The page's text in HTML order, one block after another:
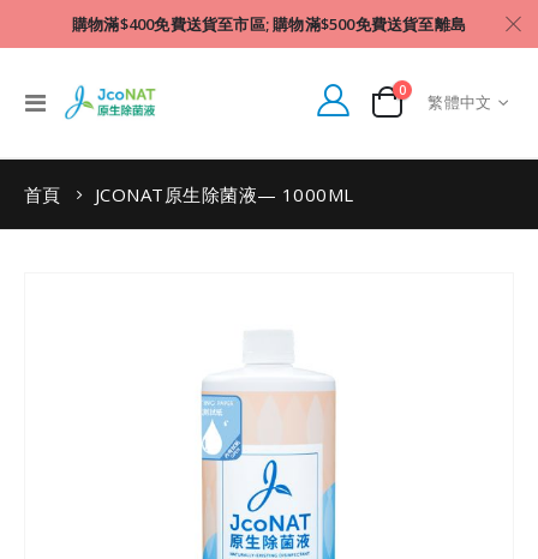
購物滿$400免費送貨至市區; 購物滿$500免費送貨至離島
Toggle
Nav
Cart
0件產品Language
繁體中文
首頁 JCONAT原生除菌液— 1000ML